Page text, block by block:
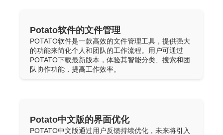
Potato软件的文件管理
POTATO软件是一款高效的文件管理工具，提供强大
的功能来简化个人和团队的工作流程。用户可通过
POTATO下载最新版本，体验其智能分类、搜索和团
队协作功能，提高工作效率。
Potato中文版的界面优化
POTATO中文版通过用户反馈持续优化，未来将引入